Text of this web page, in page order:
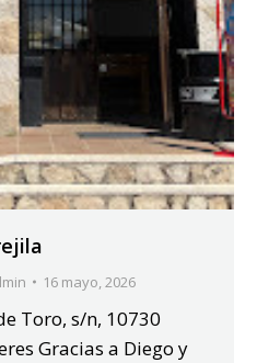
16 mayo, 2026
Toro, s/n, 10730
Gracias a Diego y